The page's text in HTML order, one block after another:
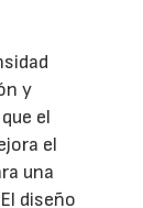
y
el
el
una
diseño